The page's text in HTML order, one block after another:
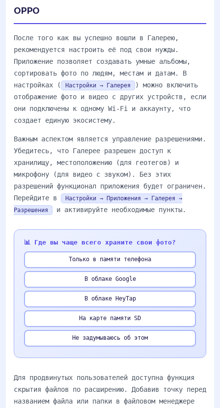
OPPO
После того как вы успешно вошли в Галерею,
рекомендуется настроить её под свои нужды.
Приложение позволяет создавать умные альбомы,
сортировать фото по людям, местам и датам. В
настройках (
Настройки → Галерея
) можно включить
отображение фото и видео с других устройств, если
они подключены к одному Wi-Fi и аккаунту, что
создает единую экосистему.
Важным аспектом является управление разрешениями.
Убедитесь, что Галерее разрешен доступ к
хранилищу, местоположению (для геотегов) и
микрофону (для видео с звуком). Без этих
разрешений функционал приложения будет ограничен.
Перейдите в
Настройки → Приложения → Галерея →
Разрешения
и активируйте необходимые пункты.
📊 Где вы чаще всего храните свои фото?
Только в памяти телефона
В облаке Google
В облаке HeyTap
На карте памяти SD
Не задумываюсь об этом
Для продвинутых пользователей доступна функция
скрытия файлов по расширению. Добавив точку перед
названием файла или папки в файловом менеджере